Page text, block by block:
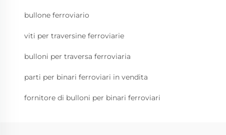
bullone ferroviario
viti per traversine ferroviarie
bulloni per traversa ferroviaria
parti per binari ferroviari in vendita
fornitore di bulloni per binari ferroviari